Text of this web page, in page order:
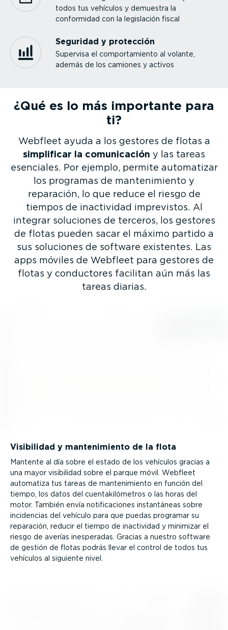
todos tus vehículos y demuestra la
conformidad con la legislación fiscal
Seguridad y protección
Supervisa el compor­ta­miento al volante,
además de los camiones y activos
¿Qué es lo más importante para
ti?
Webfleet ayuda a los gestores de flotas a
simplificar la comuni­cación y las tareas
esenciales. Por ejemplo, permite automatizar
los programas de mante­ni­miento y
reparación, lo que reduce el riesgo de
tiempos de inactividad imprevistos. Al
integrar soluciones de terceros, los gestores
de flotas pueden sacar el máximo partido a
sus soluciones de software existentes. Las
apps móviles de Webfleet para gestores de
flotas y conductores facilitan aún más las
tareas diarias.
Visibilidad y mante­ni­miento de la flota
Mantente al día sobre el estado de los vehículos gracias a
una mayor visibilidad sobre el parque móvil. Webfleet
automatiza tus tareas de mante­ni­miento en función del
tiempo, los datos del cuenta­ki­ló­metros o las horas del
motor. También envía notifi­ca­ciones instan­táneas sobre
incidencias del vehículo para que puedas programar su
reparación, reducir el tiempo de inactividad y minimizar el
riesgo de averías inesperadas. Gracias a nuestro software
de gestión de flotas podrás llevar el control de todos tus
vehículos al siguiente nivel.